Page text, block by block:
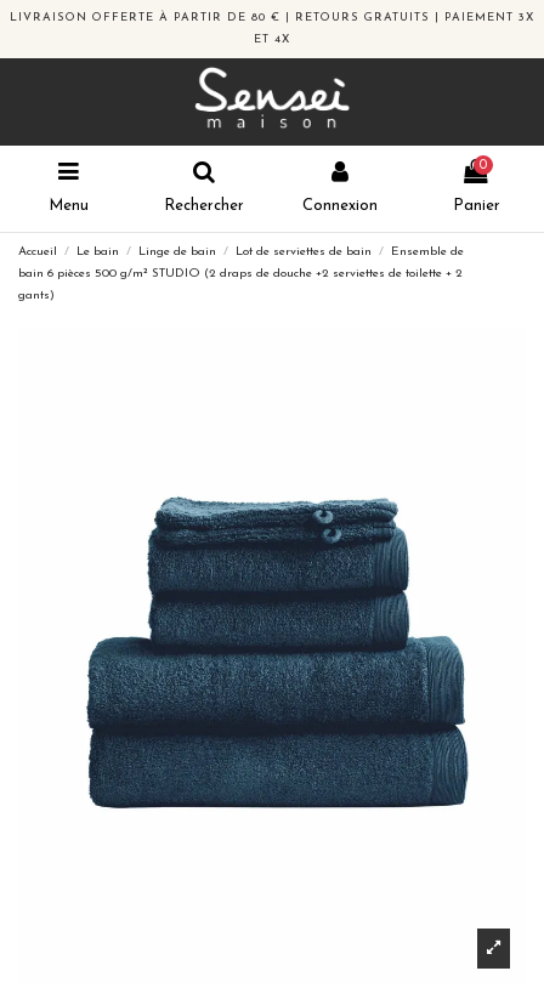
LIVRAISON OFFERTE À PARTIR DE 80 € | RETOURS GRATUITS | PAIEMENT 3X
ET 4X
Menu Rechercher Connexion
0
Panier
Accueil Le bain Linge de bain Lot de serviettes de bain
Ensemble de
bain 6 pièces 500 g/m² STUDIO (2 draps de douche +2 serviettes de toilette + 2
gants)